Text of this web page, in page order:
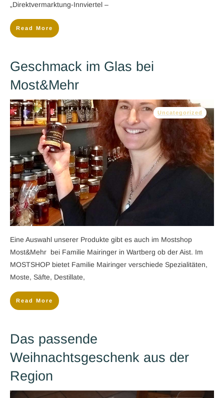
„Direktvermarktung-Innviertel –
Read More
Geschmack im Glas bei
Most&Mehr
Uncategorized
​Eine Auswahl unserer Produkte gibt es auch im Mostshop
Most&Mehr bei Familie Mairinger in Wartberg ob der Aist. Im
MOSTSHOP bietet Familie Mairinger verschiede Spezialitäten,
Moste, Säfte, Destillate,
Read More
Das passende
Weihnachtsgeschenk aus der
Region